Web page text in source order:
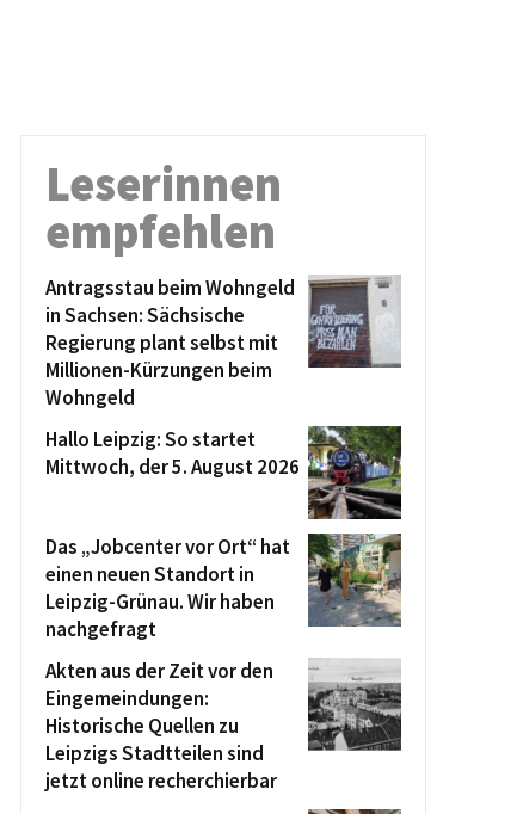
Leserinnen
empfehlen
Antragsstau beim Wohngeld
in Sachsen: Sächsische
Regierung plant selbst mit
Millionen-Kürzungen beim
Wohngeld
Hallo Leipzig: So startet
Mittwoch, der 5. August 2026
Das „Jobcenter vor Ort“ hat
einen neuen Standort in
Leipzig-Grünau. Wir haben
nachgefragt
Akten aus der Zeit vor den
Eingemeindungen:
Historische Quellen zu
Leipzigs Stadtteilen sind
jetzt online recherchierbar